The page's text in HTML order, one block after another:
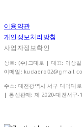
이용약관
개인정보처리방침
사업자정보확인
상호: (주)그대로 | 대표: 이상
이메일:
주소: 대전광역시 서구 대덕대
| 통신판매: 제 2020-대전서구-